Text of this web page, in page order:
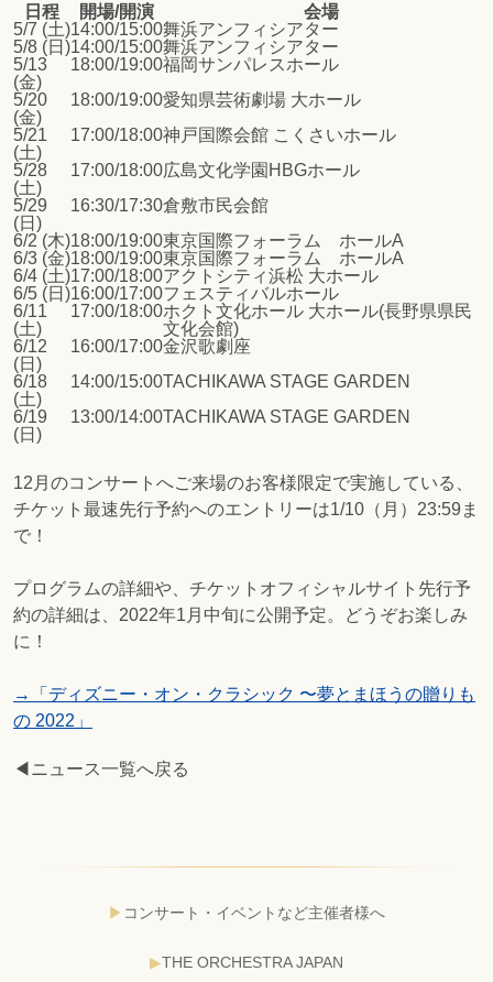
日程 開場/開演
会場
5/7 (土)14:00/15:00舞浜アンフィシアター
5/8 (日)14:00/15:00舞浜アンフィシアター
5/13
(金)
18:00/19:00福岡サンパレスホール
5/20
(金)
18:00/19:00愛知県芸術劇場 大ホール
5/21
(土)
17:00/18:00神戸国際会館 こくさいホール
5/28
(土)
17:00/18:00広島文化学園HBGホール
5/29
(日)
16:30/17:30倉敷市民会館
6/2 (木)18:00/19:00東京国際フォーラム ホールA
6/3 (金)18:00/19:00東京国際フォーラム ホールA
6/4 (土)17:00/18:00アクトシティ浜松 大ホール
6/5 (日)16:00/17:00フェスティバルホール
6/11
(土)
17:00/18:00ホクト文化ホール 大ホール(長野県県民
文化会館)
6/12
(日)
16:00/17:00金沢歌劇座
6/18
(土)
14:00/15:00TACHIKAWA STAGE GARDEN
6/19
(日)
13:00/14:00TACHIKAWA STAGE GARDEN
12月のコンサートへご来場のお客様限定で実施している、
チケット最速先行予約へのエントリーは1/10（月）23:59ま
で！
プログラムの詳細や、チケットオフィシャルサイト先行予
約の詳細は、2022年1月中旬に公開予定。どうぞお楽しみ
に！
→「ディズニー・オン・クラシック 〜夢とまほうの贈りも
の 2022」
◀ニュース一覧へ戻る
コンサート・イベントなど主催者様へ
THE ORCHESTRA JAPAN